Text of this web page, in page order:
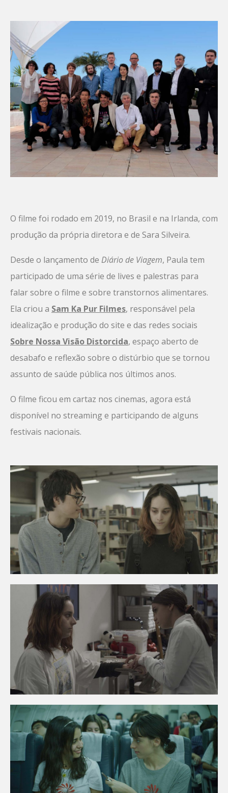
O filme foi rodado em 2019, no Brasil e na Irlanda, com
produção da própria diretora e de Sara Silveira.
Desde o lançamento de Diário de Viagem, Paula tem
participado de uma série de lives e palestras para
falar sobre o filme e sobre transtornos alimentares.
Ela criou a Sam Ka Pur Filmes, responsável pela
idealização e produção do site e das redes sociais
Sobre Nossa Visão Distorcida, espaço aberto de
desabafo e reflexão sobre o distúrbio que se tornou
assunto de saúde pública nos últimos anos.
O filme ficou em cartaz nos cinemas, agora está
disponível no streaming e participando de alguns
festivais nacionais.